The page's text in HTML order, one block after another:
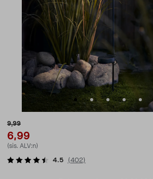
9,99
6,99
(sis. ALV:n)
4.5 (402)